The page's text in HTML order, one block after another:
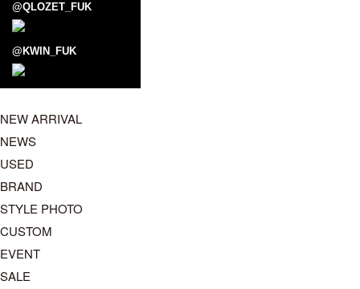
@QLOZET_FUK
@KWIN_FUK
NEW ARRIVAL
NEWS
USED
BRAND
STYLE PHOTO
CUSTOM
EVENT
SALE